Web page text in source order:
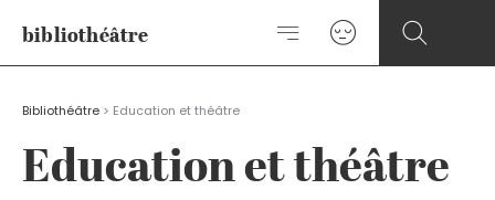
contenu
bibliothéâtre
Bibliothéâtre > Education et théâtre
Education et théâtre